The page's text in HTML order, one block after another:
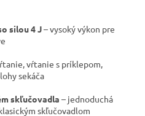
silou 4 J– vysoký výkon pre
vŕtanie s príklepom,
sekáča
skľučovadla – jednoduchá
skľučovadlom